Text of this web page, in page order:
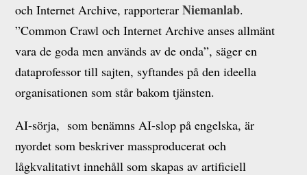
och Internet Archive, rapporterarNiemanlab.
”Common Crawl och Internet Archive anses allmänt
vara de goda men används av de onda”, säger en
dataprofessor till sajten, syftandes på den ideella
organisationen som står bakom tjänsten.
AI-sörja, som benämns AI-slop på engelska, är
nyordet som beskriver massproducerat och
lågkvalitativt innehåll som skapas av artificiell